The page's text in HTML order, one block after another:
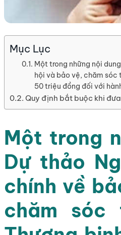
Mục Lục
Một trong những nội
hội và bảo vệ, chăm sóc
50 triệu đồng đối với
Quy định bắt buộc khi
Một trong
Dự thảo
chính về
chăm